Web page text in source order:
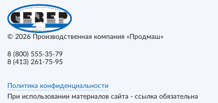
© 2026 Производственная компания «Продмаш»
8 (800) 555-35-79
8 (413) 261-75-95
Политика конфиденциальности
При использовании материалов сайта - ссылка обязательна